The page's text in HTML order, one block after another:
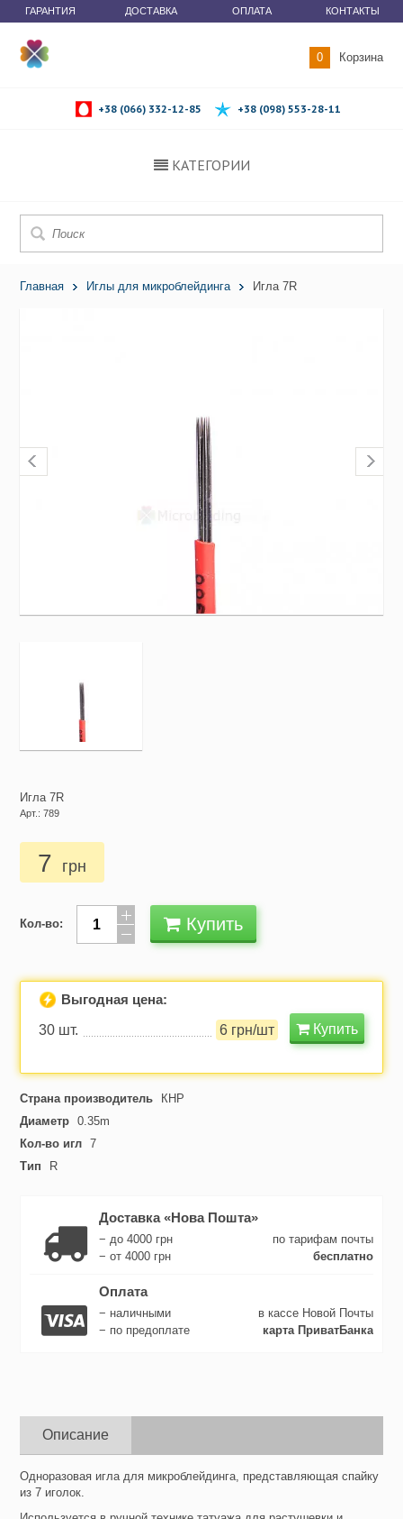
ГАРАНТИЯ ДОСТАВКА ОПЛАТА КОНТАКТЫ
0 Корзина
+38 (066) 332-12-85 +38 (098) 553-28-11
КАТЕГОРИИ
Главная Иглы для микроблейдинга Игла 7R
Игла 7R
Арт.: 789
7 грн
Кол-во: Купить
Выгодная цена:
30 шт.
6 грн/шт Купить
Страна производитель
КНР
Диаметр 0.35m
Кол-во игл 7
Тип
R
Доставка «Нова Пошта»
− до 4000 грн
по тарифам почты
− от 4000 грн
бесплатно
Оплата
− наличными
в кассе Новой Почты
− по предоплате
карта ПриватБанка
Описание
Одноразовая игла для микроблейдинга, представляющая спайку
из 7 иголок.